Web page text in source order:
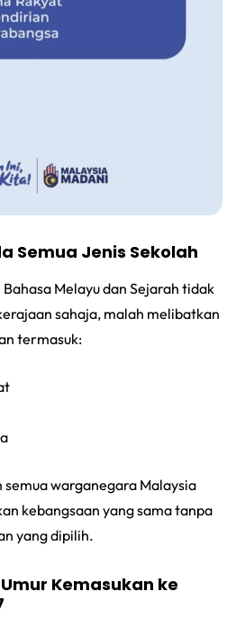
Semua Jenis Sekolah
Melayu dan Sejarah tidak
sahaja, malah melibatkan
termasuk:
warganegara Malaysia
kebangsaan yang sama tanpa
yang dipilih.
Kemasukan ke